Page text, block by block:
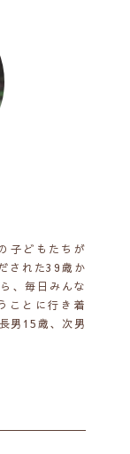
子どもたちが
された39歳か
、毎日みんな
ことに行き着
男15歳、次男